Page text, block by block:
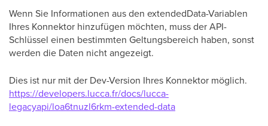
Wenn Sie Informationen aus den extendedData-Variablen
Ihres Konnektor hinzufügen möchten, muss der API-
Schlüssel einen bestimmten Geltungsbereich haben, sonst
werden die Daten nicht angezeigt.
Dies ist nur mit der Dev-Version Ihres Konnektor möglich.
https://developers.lucca.fr/docs/lucca-
legacyapi/loa6tnuzl6rkm-extended-data